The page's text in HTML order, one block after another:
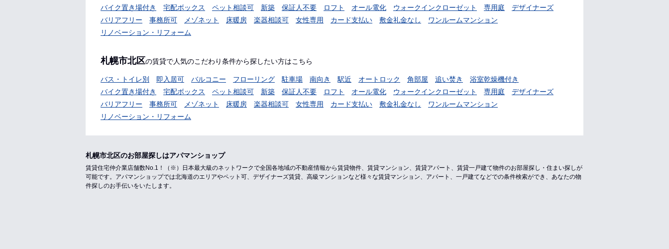
バイク置き場付き
宅配ボックス ペット相談可 新築 保証人不要 ロフト オール電化 ウォークインクローゼット 専用庭
デザイナーズ
バリアフリー
事務所可 メゾネット 床暖房 楽器相談可 女性専用 カード支払い 敷金礼金なし
ワンルームマンション
リノベーション・リフォーム
札幌市北区の賃貸で人気のこだわり条件から探したい方はこちら
バス・トイレ別 即入居可 バルコニー フローリング 駐車場 南向き 駅近 オートロック 角部屋 追い焚き
浴室乾燥機付き
バイク置き場付き
宅配ボックス ペット相談可 新築 保証人不要 ロフト オール電化 ウォークインクローゼット 専用庭
デザイナーズ
バリアフリー
事務所可 メゾネット 床暖房 楽器相談可 女性専用 カード支払い 敷金礼金なし
ワンルームマンション
リノベーション・リフォーム
札幌市北区のお部屋探しはアパマンショップ
賃貸住宅仲介業店舗数No.1！（※）日本最大級のネットワークで全国各地域の不動産情報から賃貸物件、賃貸マンション、賃貸アパート、賃貸一戸建て物件のお部屋探し・住まい探しが
可能です。アパマンショップでは北海道のエリアやペット可、デザイナーズ賃貸、高級マンションなど様々な賃貸マンション、アパート、一戸建てなどでの条件検索ができ、あなたの物
件探しのお手伝いをいたします。